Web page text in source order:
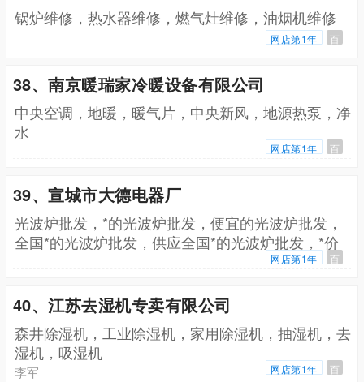
锅炉维修，热水器维修，燃气灶维修，油烟机维修
网店第1年 百
38、南京暖瑞家冷暖设备有限公司
中央空调，地暖，暖气片，中央新风，地源热泵，净
水
网店第1年 百
39、宣城市大德电器厂
光波炉批发，*的光波炉批发，便宜的光波炉批发，
全国*的光波炉批发，供应全国*的光波炉批发，*价
格光波炉批发，*的光波炉惊爆价批发，*的光波炉批
网店第1年 百
40、江苏去湿机专卖有限公司
森井除湿机，工业除湿机，家用除湿机，抽湿机，去
湿机，吸湿机
李军 网店第1年 百